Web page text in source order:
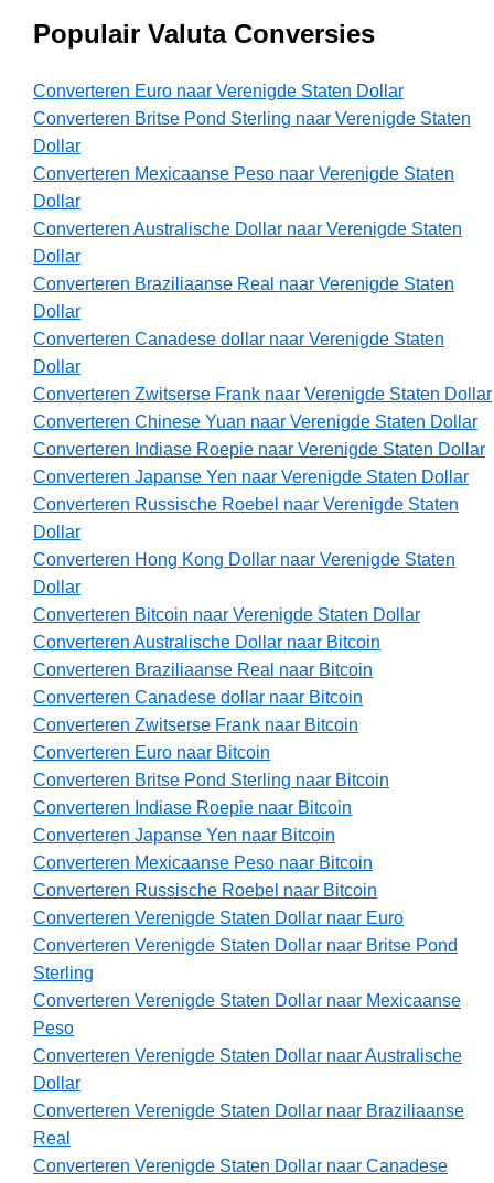
Populair Valuta Conversies
Converteren Euro naar Verenigde Staten Dollar
Converteren Britse Pond Sterling naar Verenigde Staten
Dollar
Converteren Mexicaanse Peso naar Verenigde Staten
Dollar
Converteren Australische Dollar naar Verenigde Staten
Dollar
Converteren Braziliaanse Real naar Verenigde Staten
Dollar
Converteren Canadese dollar naar Verenigde Staten
Dollar
Converteren Zwitserse Frank naar Verenigde Staten Dollar
Converteren Chinese Yuan naar Verenigde Staten Dollar
Converteren Indiase Roepie naar Verenigde Staten Dollar
Converteren Japanse Yen naar Verenigde Staten Dollar
Converteren Russische Roebel naar Verenigde Staten
Dollar
Converteren Hong Kong Dollar naar Verenigde Staten
Dollar
Converteren Bitcoin naar Verenigde Staten Dollar
Converteren Australische Dollar naar Bitcoin
Converteren Braziliaanse Real naar Bitcoin
Converteren Canadese dollar naar Bitcoin
Converteren Zwitserse Frank naar Bitcoin
Converteren Euro naar Bitcoin
Converteren Britse Pond Sterling naar Bitcoin
Converteren Indiase Roepie naar Bitcoin
Converteren Japanse Yen naar Bitcoin
Converteren Mexicaanse Peso naar Bitcoin
Converteren Russische Roebel naar Bitcoin
Converteren Verenigde Staten Dollar naar Euro
Converteren Verenigde Staten Dollar naar Britse Pond
Sterling
Converteren Verenigde Staten Dollar naar Mexicaanse
Peso
Converteren Verenigde Staten Dollar naar Australische
Dollar
Converteren Verenigde Staten Dollar naar Braziliaanse
Real
Converteren Verenigde Staten Dollar naar Canadese